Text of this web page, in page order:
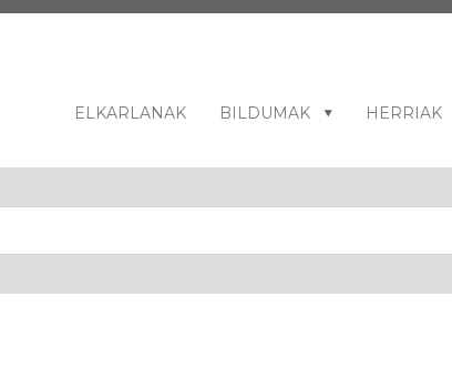
ELKARLANAK BILDUMAK HERRIAK